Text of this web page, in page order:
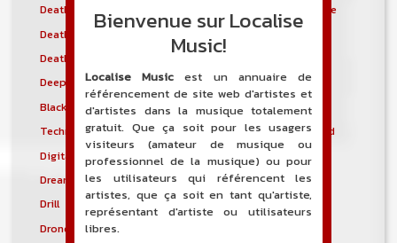
Death metal
Death metal mélodique
Death metal technique
Deathcountry
Deathgrind
Deepkho
Deepstep
Black metal dépressif
Detroit blues
Techno de Détroit
Thrash metal allemand
Digital hardcore
Disco polo
Dream pop
Dream trance
Drill
Drill and Bass
Drone
Bienvenue sur Localise
Music!
Localise Music est un annuaire de
référencement de site web d'artistes et
d'artistes dans la musique totalement
gratuit. Que ça soit pour les usagers
visiteurs (amateur de musique ou
professionnel de la musique) ou pour
les utilisateurs qui référencent les
artistes, que ça soit en tant qu'artiste,
représentant d'artiste ou utilisateurs
libres.